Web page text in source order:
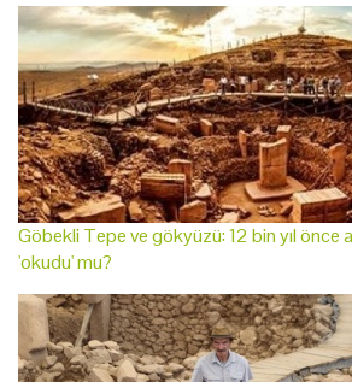
Göbekli Tepe ve gökyüzü: 12 bin yıl önce
'okudu' mu?